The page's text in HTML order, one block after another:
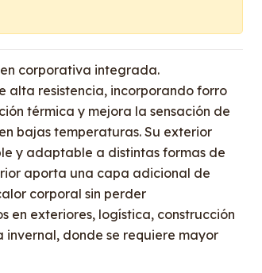
corporativa integrada.
alta resistencia, incorporando forro
térmica y mejora la sensación de
bajas temperaturas. Su exterior
y adaptable a distintas formas de
aporta una capa adicional de
corporal sin perder
en exteriores, logística, construcción
donde se requiere mayor